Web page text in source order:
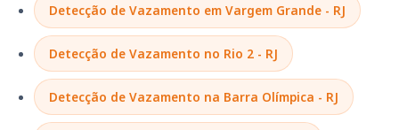
Detecção de Vazamento em Vargem Grande - RJ
Detecção de Vazamento no Rio 2 - RJ
Detecção de Vazamento na Barra Olímpica - RJ